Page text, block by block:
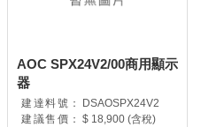
AOC SPX24V2/00商用顯示
器
建達料號：
DSAOSPX24V2
建議售價： $ 18,900 (含稅)